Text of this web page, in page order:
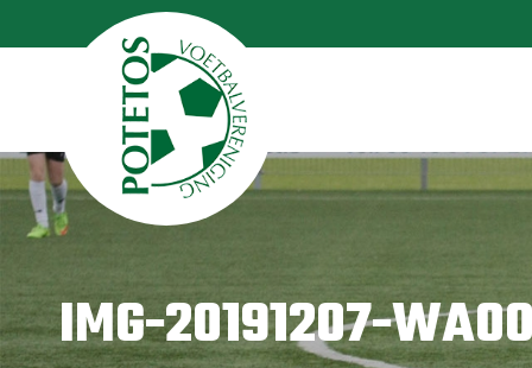
IMG-20191207-